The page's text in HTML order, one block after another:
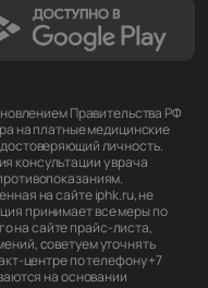
Правительства РФ
на платные медицинские
личность.
консультации у врача
на сайте iphk.ru, не
принимает все меры по
на сайте прайс-листа,
советуем уточнять
центре по телефону +7
на основании